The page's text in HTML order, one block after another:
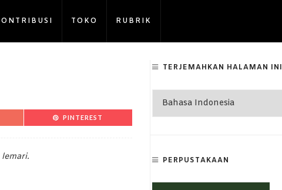
TOKO RUBRIK
PINTEREST
TERJEMAHKAN HALAMAN INI
PERPUSTAKAAN